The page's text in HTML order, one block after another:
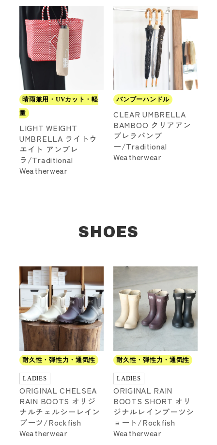
晴雨兼用・UVカット・軽
量
LIGHT WEIGHT
UMBRELLA ライトウ
エイト アンブレ
ラ/Traditional
Weatherwear
バンブーハンドル
CLEAR UMBRELLA
BAMBOO クリアアン
ブレラバンブ
ー/Traditional
Weatherwear
SHOES
耐久性・弾性力・通気性
LADIES
ORIGINAL CHELSEA
RAIN BOOTS オリジ
ナルチェルシーレイン
ブーツ/Rockfish
Weatherwear
耐久性・弾性力・通気性
LADIES
ORIGINAL RAIN
BOOTS SHORT オリ
ジナルレインブーツシ
ョート/Rockfish
Weatherwear